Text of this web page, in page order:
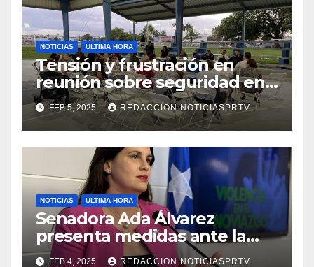
NOTICIAS ULTIMA HORA
Tensión y frustración en
reunión sobre seguridad en
Reparto Metropolitano
FEB 5, 2025 REDACCION NOTICIASPRTV
NOTICIAS ULTIMA HORA
Senadora Ada Álvarez
presenta medidas ante la
violencia en el noviazgo
FEB 4, 2025 REDACCION NOTICIASPRTV